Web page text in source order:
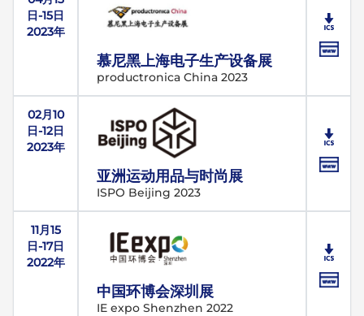
日-15日
2023年
慕尼黑上海电子生产设备展
productronica China 2023
02月10
日-12日
2023年
亚洲运动用品与时尚展
ISPO Beijing 2023
11月15
日-17日
2022年
中国环博会深圳展
IE expo Shenzhen 2022